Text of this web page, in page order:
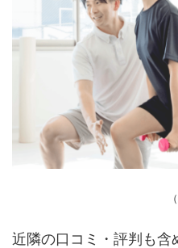
近隣の口コミ・評判も含